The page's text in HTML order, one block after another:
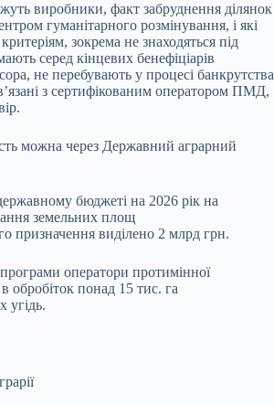
виробники, факт забруднення ділянок
гуманітарного розмінування, і які
зокрема не знаходяться під
серед кінцевих бенефіціарів
не перебувають у процесі банкрутства
з сертифікованим оператором ПМД,
можна через Державний аграрний
бюджеті на 2026 рік на
земельних площ
призначення виділено 2 млрд грн.
програми оператори протимінної
обробіток понад 15 тис. га
угідь.